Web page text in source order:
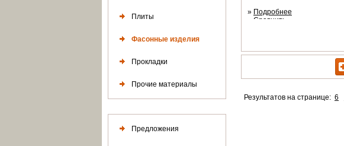
Плиты
Фасонные изделия
Прокладки
Прочие материалы
Предложения
» Подробнее
Сравнить
Результатов на странице: 6